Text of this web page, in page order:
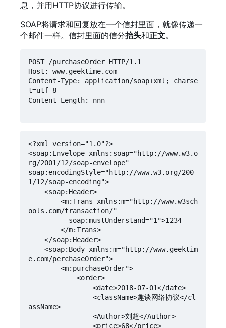
息 ， 并用HTTP协议进行传输。
SOAP将请求和回复放在一个信封里面 ， 就像传递一
个邮件一样。信封里面的信分抬头和正文。
POST /purchaseOrder HTTP/1.1
Host: www.geektime.com
Content-Type: application/soap+xml; charse
t=utf-8
Content-Length: nnn
<?xml version="1.0"?>
<soap:Envelope xmlns:soap="http://www.w3.o
rg/2001/12/soap-envelope"
soap:encodingStyle="http://www.w3.org/200
1/12/soap-encoding">
ools.com/transaction/"
e.com/perchaseOrder">
assName>